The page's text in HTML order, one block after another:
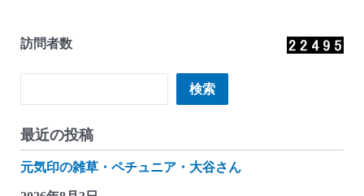
訪問者数
検索
最近の投稿
元気印の雑草・ペチュニア・大谷さん